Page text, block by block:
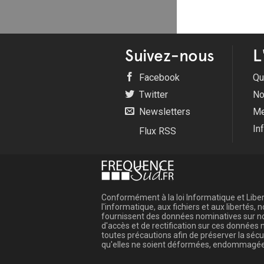
Suivez-nous
Facebook
Twitter
Newsletters
Flux RSS
Conformément à la loi Informatique et
l'informatique, aux fichiers et aux libertés,
fournissent des données nominatives sur
d'accès et de rectification sur ces données
toutes précautions afin de préserver la
qu'elles ne soient déformées,